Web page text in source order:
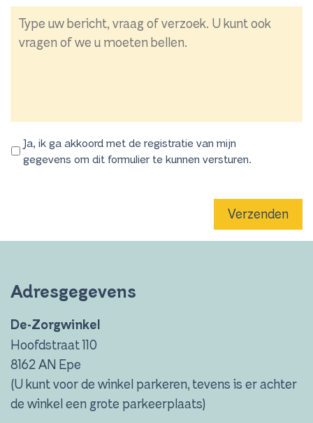
Ja, ik ga akkoord met de registratie van mijn
gegevens om dit formulier te kunnen versturen.
Verzenden
Adresgegevens
De-Zorgwinkel
Hoofdstraat 110
8162 AN Epe
(U kunt voor de winkel parkeren, tevens is er achter
de winkel een grote parkeerplaats)